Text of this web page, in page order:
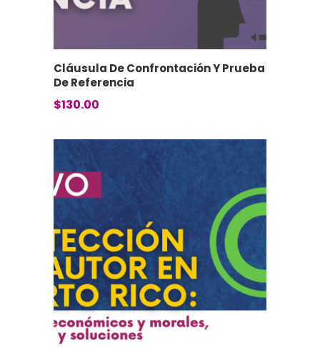
Cláusula De Confrontación Y Prueba
De Referencia
$130.00